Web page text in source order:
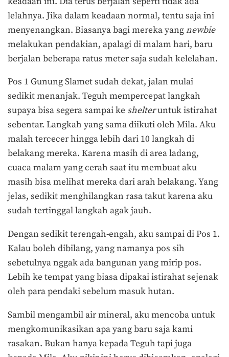
lelahnya. Jika dalam keadaan normal, tentu saja ini
menyenangkan. Biasanya bagi mereka yangnewbie
melakukan pendakian, apalagi di malam hari, baru
berjalan beberapa ratus meter saja sudah kelelahan.
Pos 1 Gunung Slamet sudah dekat, jalan mulai
sedikit menanjak. Teguh mempercepat langkah
supaya bisa segera sampai ke shelteruntuk istirahat
sebentar. Langkah yang sama diikuti oleh Mila. Aku
malah tercecer hingga lebih dari 10 langkah di
belakang mereka. Karena masih di area ladang,
cuaca malam yang cerah saat itu membuat aku
masih bisa melihat mereka dari arah belakang. Yang
jelas, sedikit menghilangkan rasa takut karena aku
sudah tertinggal langkah agak jauh.
Dengan sedikit terengah-engah, aku sampai di Pos 1.
Kalau boleh dibilang, yang namanya pos sih
sebetulnya nggak ada bangunan yang mirip pos.
Lebih ke tempat yang biasa dipakai istirahat sejenak
oleh para pendaki sebelum masuk hutan.
Sambil mengambil air mineral, aku mencoba untuk
mengkomunikasikan apa yang baru saja kami
rasakan. Bukan hanya kepada Teguh tapi juga